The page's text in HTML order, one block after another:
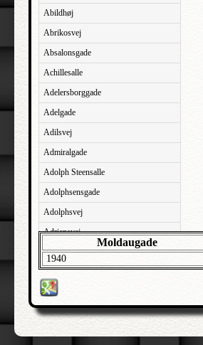
Abildhøj
Abrikosvej
Absalonsgade
Achillesalle
Adelersborggade
Adelgade
Adilsvej
Admiralgade
Adolph Steensalle
Adolphsensgade
Adolphsvej
Adriansvej
Aftenbakken
Agavevej
Agerlandsvej
Agermosen
Moldaugade
1940